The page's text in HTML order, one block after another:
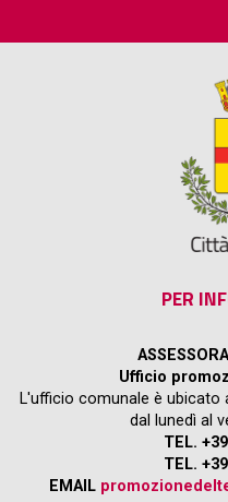
PER
Ufficio
L'ufficio comunale è ubicato
dal lunedì al
TEL.
TEL.
EMAIL